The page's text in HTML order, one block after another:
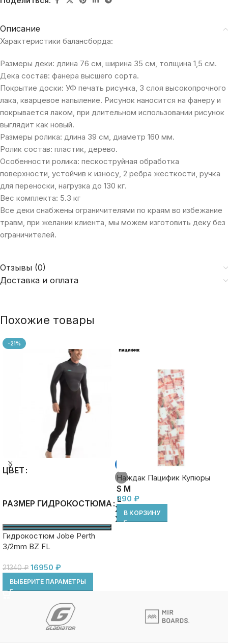
Описание
Характеристики балансборда:
Размеры деки: длина 76 см, ширина 35 см, толщина 1,5 см.
Дека состав: фанера высшего сорта.
Покрытие доски: УФ печать рисунка, 3 слоя высокопрочного
лака, кварцевое напыление. Рисунок наносится на фанеру и
покрывается лаком, при длительном использовании рисунок
выглядит как новый.
Размеры ролика: длина 39 см, диаметр 160 мм.
Ролик состав: пластик, дерево.
Особенности ролика: пескоструйная обработка
поверхности, устойчив к износу, 2 ребра жесткости, ручка
для переноски, нагрузка до 130 кг.
Вес комплекта: 5.3 кг
Все деки снабжены ограничителями по краям во избежание
травм, при желании клиента, мы можем изготовить деку без
ограничителей.
Отзывы (0)
Доставка и оплата
Похожие товары
-21%
ЦВЕТ
РАЗМЕР ГИДРОКОСТЮМА
S M
L
XL
XXL
Гидрокостюм Jobe Perth
3/2mm BZ FL
21340₽ 16950 ₽
ВЫБЕРИТЕ ПАРАМЕТРЫ
Наждак Пацифик Купюры
990 ₽
В КОРЗИНУ